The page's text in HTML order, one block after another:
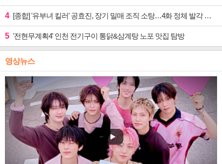
4 [종합] '유부녀 킬러' 공효진, 장기 밀매 조직 소탕…4화 정체 발각 위기 예고
5 '전현무계획4' 인천 전기구이 통닭&삼계탕 노포 맛집 탐방
영상뉴스